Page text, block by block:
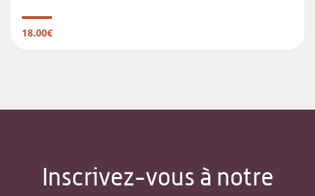
18.00€
Inscrivez-vous à notre